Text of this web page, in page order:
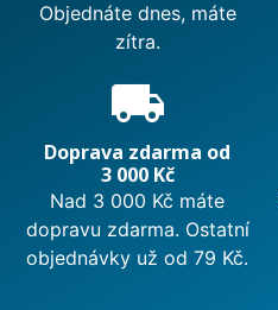
Objednáte dnes, máte
zítra.
local_shipping
Doprava zdarma od
3 000 Kč
Nad 3 000 Kč máte
dopravu zdarma. Ostatní
objednávky už od 79 Kč.